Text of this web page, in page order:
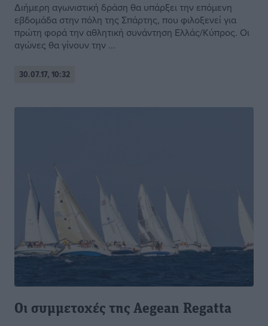
Διήμερη αγωνιστική δράση θα υπάρξει την επόμενη
εβδομάδα στην πόλη της Σπάρτης, που φιλοξενεί για
πρώτη φορά την αθλητική συνάντηση Ελλάς/Κύπρος. Οι
αγώνες θα γίνουν την ...
30.07.17, 10:32
Οι συμμετοχές της Aegean Regatta